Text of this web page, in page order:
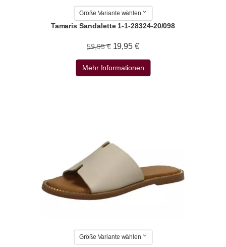
Größe Variante wählen
Tamaris Sandalette 1-1-28324-20/098
59,95 € 19,95 €
Mehr Informationen
Größe Variante wählen